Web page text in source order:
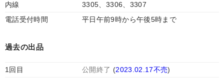
内線
3305、3306、3307
電話受付時間
平日午前9時から午後5時まで
過去の出品
1回目 公開終了 (2023.02.17不売)